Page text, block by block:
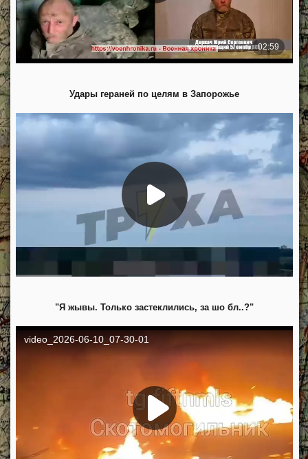
Удары гераней по целям в Запорожье
"Я жывы. Только застеклились, за шо бл..?"